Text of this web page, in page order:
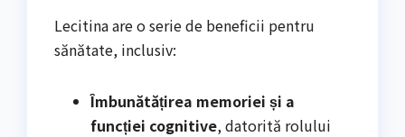
Lecitina are o serie de beneficii pentru
sănătate, inclusiv:
Îmbunătățirea memoriei și a
funcției cognitive, datorită rolului